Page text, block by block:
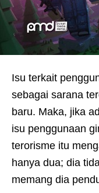
Isu terkait
sebagai sarana
baru. Maka, jika
isu penggunaan
terorisme itu
hanya dua; dia
memang dia